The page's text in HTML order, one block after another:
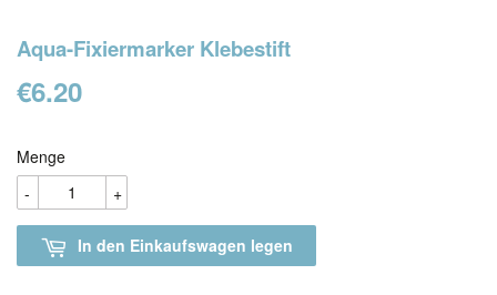
Aqua-Fixiermarker Klebestift
€6.20
Menge
+
-
In den Einkaufswagen legen